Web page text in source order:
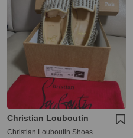
Christian Louboutin
Christian Louboutin Shoes